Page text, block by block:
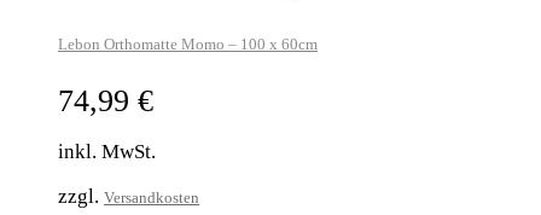
Lebon Orthomatte Momo – 100 x 60cm
74,99 €
inkl. MwSt.
zzgl. Versandkosten